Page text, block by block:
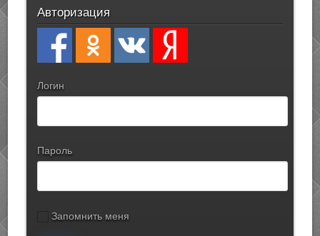
Авторизация
Логин
Пароль
Запомнить меня